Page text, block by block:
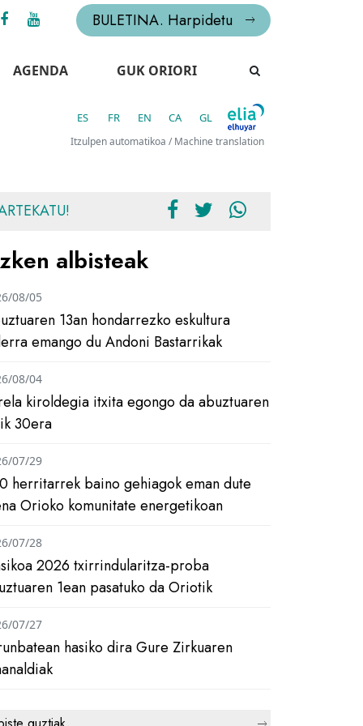
BULETINA. Harpidetu
AGENDA GUK ORIORI
ES FR EN CA GL
Itzulpen automatikoa / Machine translation
albisteak
13an hondarrezko eskultura
emango du Andoni Bastarrikak
08/05
kiroldegia itxita egongo da abuztuaren
30era
08/04
herritarrek baino gehiagok eman dute
Orioko komunitate energetikoan
07/29
2026 txirrindularitza-proba
1ean pasatuko da Oriotik
07/28
hasiko dira Gure Zirkuaren
07/27